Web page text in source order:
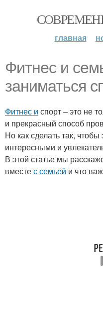
главная
Фитнес и
заниматься
Фитнес и спорт – это не
и прекрасный способ
Но как сделать так,
интересными и
В этой статье мы
вместес семьей и что